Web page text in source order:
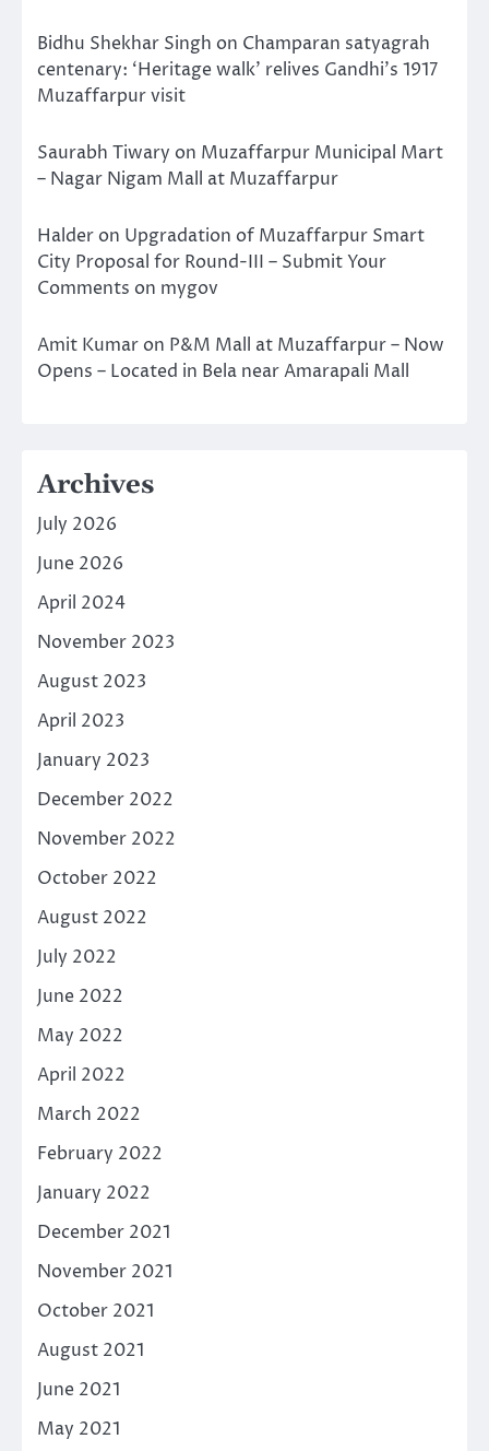
Bidhu Shekhar Singh on Champaran satyagrah
centenary: ‘Heritage walk’ relives Gandhi’s 1917
Muzaffarpur visit
Saurabh Tiwary on Muzaffarpur Municipal Mart
– Nagar Nigam Mall at Muzaffarpur
Halder on Upgradation of Muzaffarpur Smart
City Proposal for Round-III – Submit Your
Comments on mygov
Amit Kumar on P&M Mall at Muzaffarpur – Now
Opens – Located in Bela near Amarapali Mall
Archives
July 2026
June 2026
April 2024
November 2023
August 2023
April 2023
January 2023
December 2022
November 2022
October 2022
August 2022
July 2022
June 2022
May 2022
April 2022
March 2022
February 2022
January 2022
December 2021
November 2021
October 2021
August 2021
June 2021
May 2021